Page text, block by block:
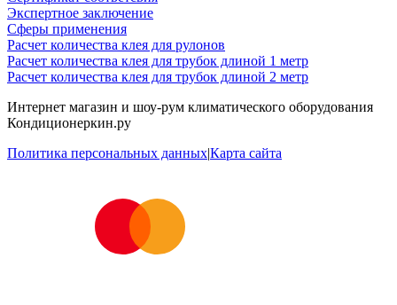
Экспертное заключение
Сферы применения
Расчет количества клея для рулонов
Расчет количества клея для трубок длиной 1 метр
Расчет количества клея для трубок длиной 2 метр
Интернет магазин и шоу-рум климатического оборудования
Кондиционеркин.ру
Политика персональных данных|Карта сайта